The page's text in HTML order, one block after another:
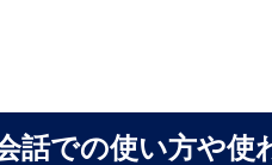
話での使い方や使